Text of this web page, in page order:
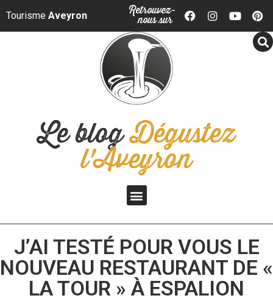
Panneau de gestion des cookies
Tourisme Aveyron Retrouvez-
nous sur
Le blogDégustez
l'Aveyron
J’AI TESTÉ POUR VOUS LE
NOUVEAU RESTAURANT DE «
LA TOUR » À ESPALION